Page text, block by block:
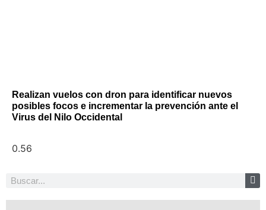
Realizan vuelos con dron para identificar nuevos
posibles focos e incrementar la prevención ante el
Virus del Nilo Occidental